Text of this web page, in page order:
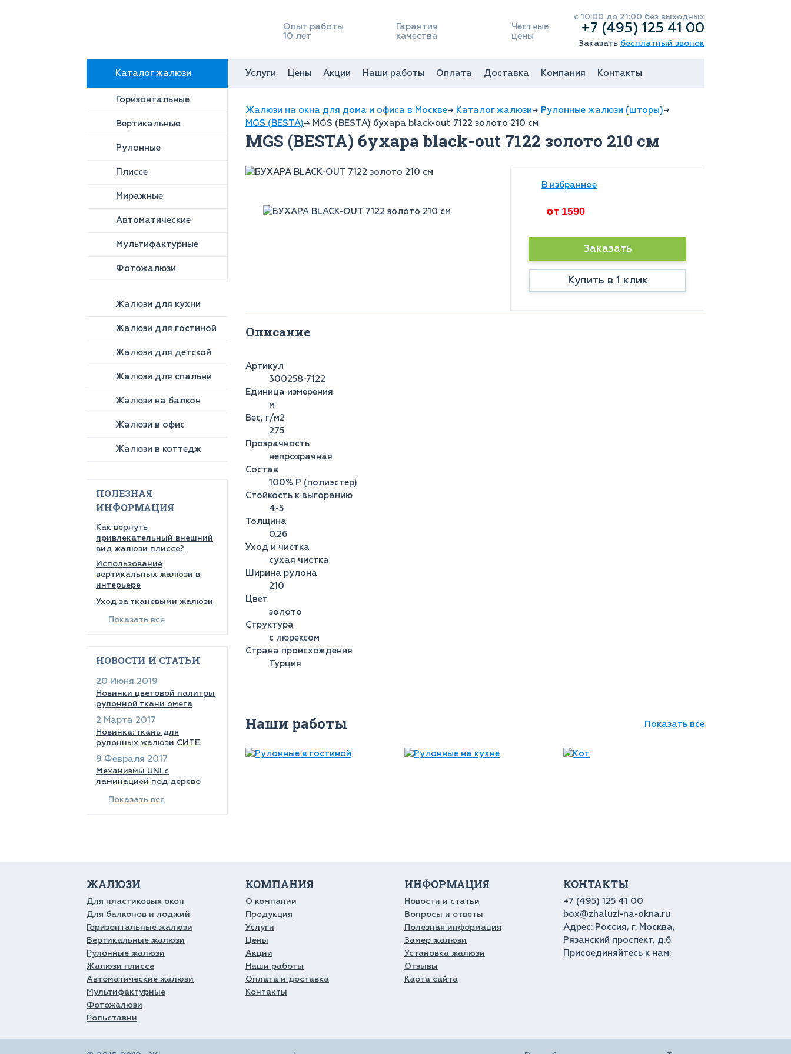
Опыт работы
10 лет
Гарантия
качества
Честные
цены
с 10:00 до 21:00 без выходных
+7 (495) 125 41 00
Заказать бесплатный звонок
Услуги Цены Акции Наши работы Оплата Доставка Компания Контакты
Каталог жалюзи
Горизонтальные
Вертикальные
Рулонные
Плиссе
Миражные
Автоматические
Мультифактурные
Фотожалюзи
Жалюзи для кухни
Жалюзи для гостиной
Жалюзи для детской
Жалюзи для спальни
Жалюзи на балкон
Жалюзи в офис
Жалюзи в коттедж
ПОЛЕЗНАЯ
ИНФОРМАЦИЯ
Как вернуть
привлекательный внешний
вид жалюзи плиссе?
Использование
вертикальных жалюзи в
интерьере
Уход за тканевыми жалюзи
Показать все
НОВОСТИ И СТАТЬИ
20 Июня 2019
Новинки цветовой палитры
рулонной ткани омега
2 Марта 2017
Новинка: ткань для
рулонных жалюзи СИТЕ
9 Февраля 2017
Механизмы UNI с
ламинацией под дерево
Показать все
Жалюзи на окна для дома и офиса в Москве→ Каталог жалюзи→ Рулонные жалюзи (шторы)→
MGS (BESTA)→ MGS (BESTA) бухара black-out 7122 золото 210 см
MGS (BESTA) бухара black-out 7122 золото 210 см
В избранное
от 1590
Заказать
Купить в 1 клик
Описание
Артикул
300258-7122
Единица измерения
м
Вес, г/м2
275
Прозрачность
непрозрачная
Состав
100% Р (полиэстер)
Стойкость к выгоранию
4-5
Толщина
0.26
Уход и чистка
сухая чистка
Ширина рулона
210
Цвет
золото
Структура
с люрексом
Страна происхождения
Турция
Наши работы Показать все
ЖАЛЮЗИ
Для пластиковых окон
Для балконов и лоджий
Горизонтальные жалюзи
Вертикальные жалюзи
Рулонные жалюзи
Жалюзи плиссе
Автоматические жалюзи
Мультифактурные
Фотожалюзи
Рольставни
КОМПАНИЯ
О компании
Продукция
Услуги
Цены
Акции
Наши работы
Оплата и доставка
Контакты
ИНФОРМАЦИЯ
Новости и статьи
Вопросы и ответы
Полезная информация
Замер жалюзи
Установка жалюзи
Отзывы
Карта сайта
КОНТАКТЫ
+7 (495) 125 41 00
box@zhaluzi-na-okna.ru
Адрес: Россия, г. Москва,
Рязанский проспект, д.6
Присоединяйтесь к нам: